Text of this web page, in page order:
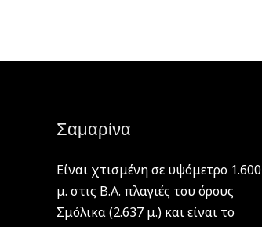
Σαμαρίνα
Είναι χτισμένη σε υψόμετρο 1.600
μ. στις Β.Α. πλαγιές του όρους
Σμόλικα (2.637 μ.) και είναι το